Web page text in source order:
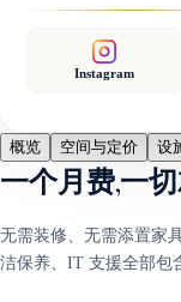
Instagram
概览 空间与定价 设
一个月费,一切
无需装修、无需添置家
洁保养、IT 支援全部包